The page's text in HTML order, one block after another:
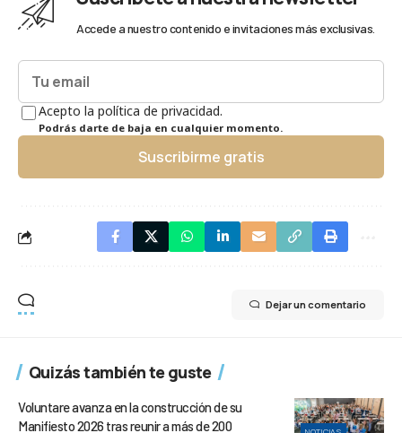
Accede a nuestro contenido e invitaciones más exclusivas.
Acepto la política de privacidad.
Podrás darte de baja en cualquier momento.
Suscribirme gratis
Dejar un comentario
Quizás también te guste
Voluntare avanza en la construcción de su
Manifiesto 2026 tras reunir a más de 200